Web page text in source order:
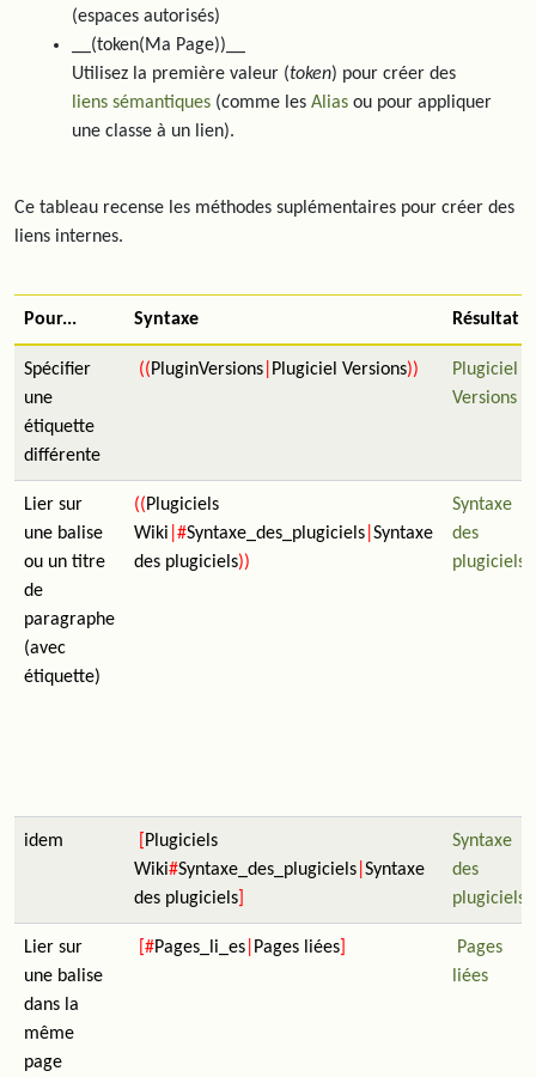
(espaces autorisés)
__(token(Ma Page))__
Utilisez la première valeur (token) pour créer des
liens sémantiques (comme les Alias ou pour appliquer
une classe à un lien).
Ce tableau recense les méthodes suplémentaires pour créer des
liens internes.
Pour... Syntaxe Résultat
Spécifier
une
étiquette
différente
((PluginVersions Plugiciel Versions))
Plugiciel
Versions
Lier sur
une balise
ou un titre
de
paragraphe
(avec
étiquette)
((Plugiciels
Wiki |#Syntaxe_des_plugiciels Syntaxe
des plugiciels))
Syntaxe
des
plugiciels
idem
Plugiciels
Wiki#Syntaxe_des_plugiciels Syntaxe
des plugiciels
Syntaxe
des
plugiciels
Lier sur
une balise
dans la
même
page
[#Pages_li_es Pages liées
Pages
liées